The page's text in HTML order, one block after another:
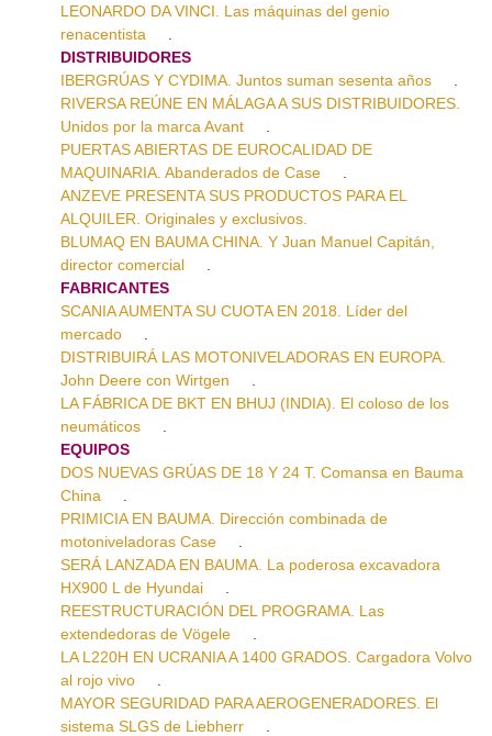
LEONARDO DA VINCI. Las máquinas del genio
renacentista
DISTRIBUIDORES
IBERGRÚAS Y CYDIMA. Juntos suman sesenta años
RIVERSA REÚNE EN MÁLAGA A SUS DISTRIBUIDORES.
Unidos por la marca Avant
PUERTAS ABIERTAS DE EUROCALIDAD DE
MAQUINARIA. Abanderados de Case
ANZEVE PRESENTA SUS PRODUCTOS PARA EL
ALQUILER. Originales y exclusivos.
BLUMAQ EN BAUMA CHINA. Y Juan Manuel Capitán,
director comercial
FABRICANTES
SCANIA AUMENTA SU CUOTA EN 2018. Líder del
mercado
DISTRIBUIRÁ LAS MOTONIVELADORAS EN EUROPA.
John Deere con Wirtgen
LA FÁBRICA DE BKT EN BHUJ (INDIA). El coloso de los
neumáticos
EQUIPOS
DOS NUEVAS GRÚAS DE 18 Y 24 T. Comansa en Bauma
China
PRIMICIA EN BAUMA. Dirección combinada de
motoniveladoras Case
SERÁ LANZADA EN BAUMA. La poderosa excavadora
HX900 L de Hyundai
REESTRUCTURACIÓN DEL PROGRAMA. Las
extendedoras de Vögele
LA L220H EN UCRANIA A 1400 GRADOS. Cargadora Volvo
al rojo vivo
MAYOR SEGURIDAD PARA AEROGENERADORES. El
sistema SLGS de Liebherr